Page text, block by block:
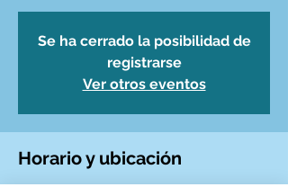
Se ha cerrado la posibilidad de
registrarse
Ver otros eventos
Horario y ubicación